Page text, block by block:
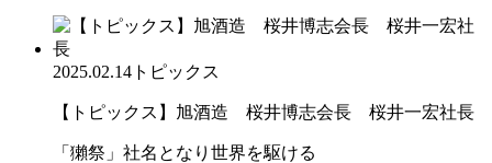
2025.02.14 トピックス
【トピックス】旭酒造 桜井博志会長 桜井一宏社長
「獺祭」社名となり世界を駆ける